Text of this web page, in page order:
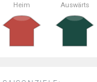
Heim Auswärts